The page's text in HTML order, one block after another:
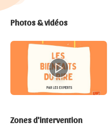
Photos & vidéos
Zones d'intervention